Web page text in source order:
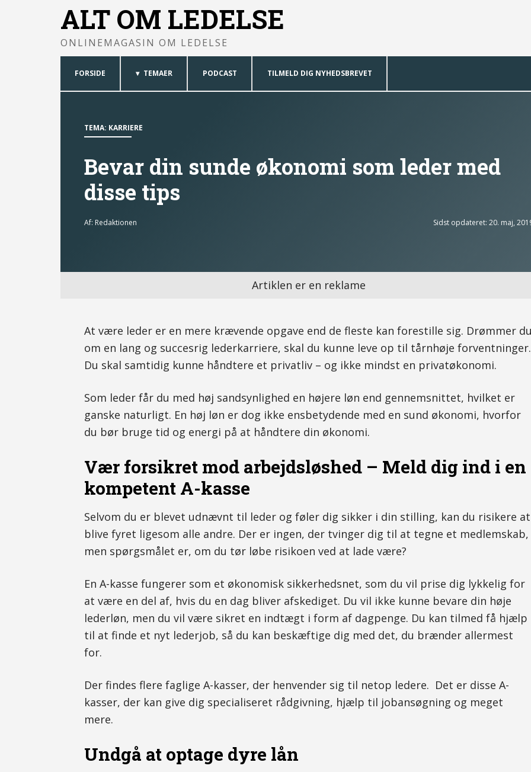
ALT OM LEDELSE
ONLINEMAGASIN OM LEDELSE
FORSIDE TEMAER PODCAST TILMELD DIG NYHEDSBREVET
TEMA: KARRIERE
Bevar din sunde økonomi som leder med
disse tips
Af: Redaktionen Sidst opdateret: 20. maj,
Artiklen er en reklame
At være leder er en mere krævende opgave end de fleste kan forestille sig. Drømmer
om en lang og succesrig lederkarriere, skal du kunne leve op til tårnhøje forventninger.
Du skal samtidig kunne håndtere et privatliv – og ikke mindst en privatøkonomi.
Som leder får du med høj sandsynlighed en højere løn end gennemsnittet, hvilket er
ganske naturligt. En høj løn er dog ikke ensbetydende med en sund økonomi, hvorfor
du bør bruge tid og energi på at håndtere din økonomi.
Vær forsikret mod arbejdsløshed – Meld dig ind i en
kompetent A-kasse
Selvom du er blevet udnævnt til leder og føler dig sikker i din stilling, kan du risikere at
blive fyret ligesom alle andre. Der er ingen, der tvinger dig til at tegne et medlemskab,
men spørgsmålet er, om du tør løbe risikoen ved at lade være?
En A-kasse fungerer som et økonomisk sikkerhedsnet, som du vil prise dig lykkelig for
at være en del af, hvis du en dag bliver afskediget. Du vil ikke kunne bevare din høje
lederløn, men du vil være sikret en indtægt i form af dagpenge. Du kan tilmed få hjælp
til at finde et nyt lederjob, så du kan beskæftige dig med det, du brænder allermest
for.
Der findes flere faglige A-kasser, der henvender sig til netop ledere. Det er disse A-
kasser, der kan give dig specialiseret rådgivning, hjælp til jobansøgning og meget
mere.
Undgå at optage dyre lån